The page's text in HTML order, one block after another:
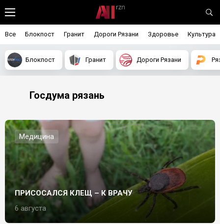
Все Блокпост Гранит Дороги Рязани Здоровье Культура
Блокпост Гранит Дороги Рязани
Госдума рязань
Медицина
ПРИСОСАЛСЯ КЛЕЩ – К ВРАЧУ
6 августа